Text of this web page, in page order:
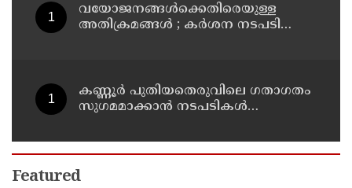
വയോജനങ്ങൾക്കെതിരെയുള്ള
അതിക്രമങ്ങൾ ; കർശന നടപടി
കണ്ണൂർ പുതിയതെരുവിലെ ഗതാഗതം
സുഗമമാക്കാന്‍ നടപടികള്‍
Featured